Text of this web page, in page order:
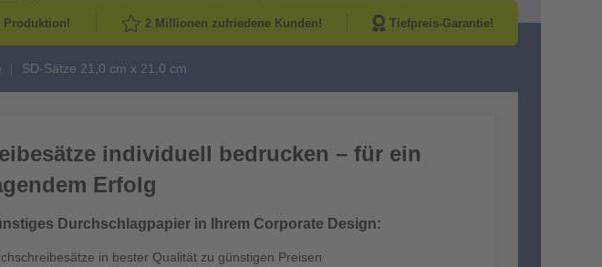
Produktion! 2 Millionen zufriedene Kunden! Tiefpreis-Garantie!
SD-Sätze 21,0 cm x 21,0 cm
individuell bedrucken – für ein
Erfolg
Durchschlagpapier in Ihrem Corporate Design:
in bester Qualität zu günstigen Preisen